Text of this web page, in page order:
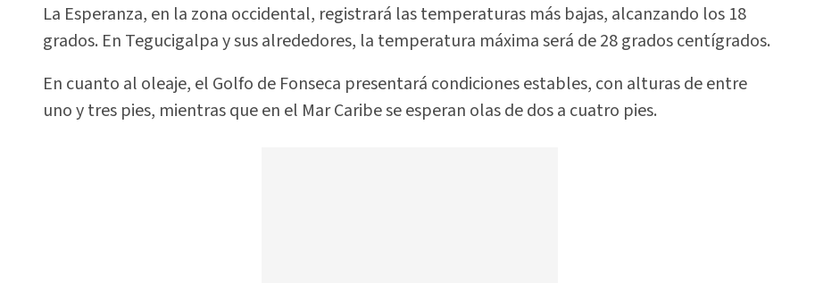
La Esperanza, en la zona occidental, registrará las temperaturas más bajas, alcanzando los 18
grados. En Tegucigalpa y sus alrededores, la temperatura máxima será de 28 grados centígrados.
En cuanto al oleaje, el Golfo de Fonseca presentará condiciones estables, con alturas de entre
uno y tres pies, mientras que en el Mar Caribe se esperan olas de dos a cuatro pies.